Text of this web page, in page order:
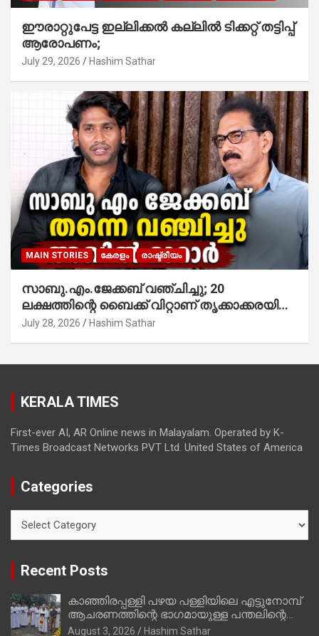
ഈരാറ്റുപേട്ട ഇല്ലിക്കൽ കല്ലിൽ ടിക്കറ്റ് തട്ടിപ്പ്
ആരോപണം;
July 29, 2026 Hashim Sathar
MAIN STORIES കേരളം രാഷ്ട്രീയം
സാബു.എം.ജേക്കബ് വഞ്ചിച്ചു; 20
ലക്ഷത്തിന്റെ ബൈക്ക് വിറ്റാണ് തൃക്കാക്കരയില്‍
മത്സരിച്ചത്! പ്രചാരണത്തിന് രണ്ടേ രണ്ടുപേര്‍
അഖില്‍ മാരാര്‍ ട്വന്റി 20 വിട്ടു
July 28, 2026 Hashim Sathar
KERALA TIMES
First-ever AI, AR Online news in Malayalam. Operated by K-
Times Broadcast Networks PVT Ltd. United States of America
Categories
Recent Posts
കാഞ്ഞിരപ്പള്ളി പഴയ പള്ളിയിലെ എട്ടുനോമ്പ്
ആചരണത്തിന്റെ ഭാഗമായുള്ള പന്തലിന്റെ
കാൽനാട്ട് കർമ്മം ആർച്ച് പ്രീസ്റ്റ് വെരി.
August 3, 2026 Hashim Sathar